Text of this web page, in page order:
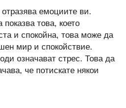
емоциите ви.
това, което
и спокойна, това може да
мир и спокойствие.
означават стрес. Това да
че потискате някои